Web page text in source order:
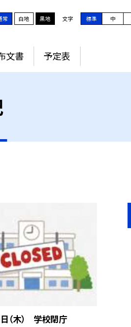
常 白地 黒地 文字 標準 中
文書 予定表
日（木） 学校閉庁